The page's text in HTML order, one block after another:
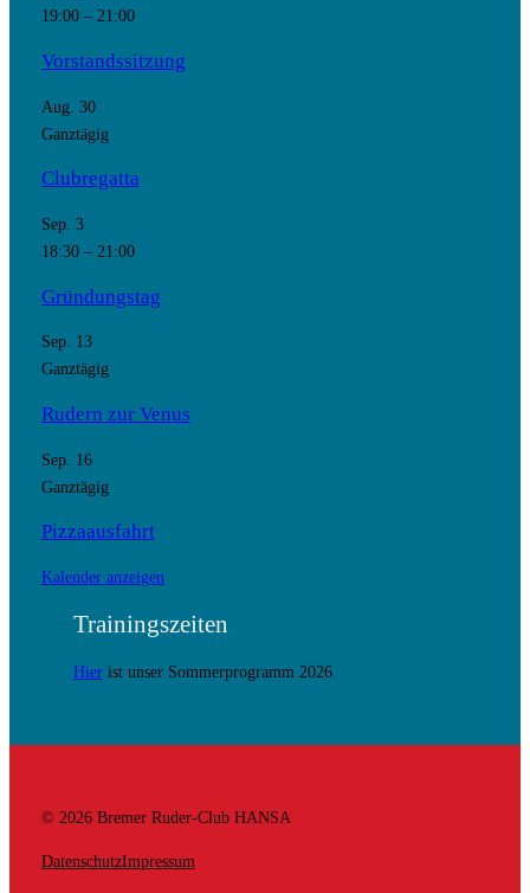
19:00– 21:00
Vorstandssitzung
Aug. 30
Ganztägig
Clubregatta
Sep. 3
18:30– 21:00
Gründungstag
Sep. 13
Ganztägig
Rudern zur Venus
Sep. 16
Ganztägig
Pizzaausfahrt
Kalender anzeigen
Trainingszeiten
Hierist unser Sommerprogramm 2026
© 2026 Bremer Ruder-Club HANSA
DatenschutzImpressum